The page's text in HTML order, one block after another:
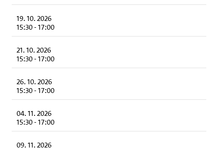
19. 10. 2026
15:30-17:00
21. 10. 2026
15:30-17:00
26. 10. 2026
15:30-17:00
04. 11. 2026
15:30-17:00
09. 11. 2026